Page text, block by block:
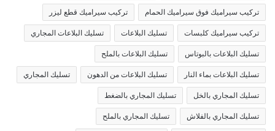
تركيب سيراميك فوق سيراميك الحمام تركيب سيراميك قطع ليزر
تركيب سيراميك كلبسات تسليك البلاعات تسليك البلاعات المجاري
تسليك البلاعات بالبوتاس تسليك البلاعات بالملح
تسليك البلاعات بماء النار تسليك البلاعات من الدهون تسليك المجاري
تسليك المجاري بالخل تسليك المجاري بالضغط
تسليك المجاري بالفلاش تسليك المجاري بالملح